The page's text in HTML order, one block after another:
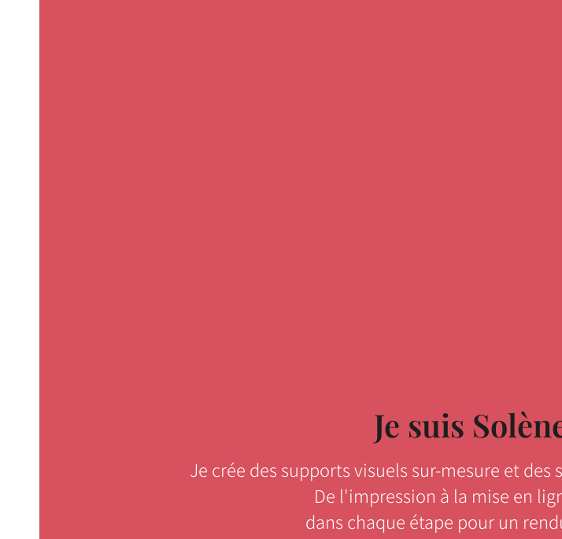
Je suis
Je crée des supports visuels sur-mesure et
De l'impression à la mise en
dans chaque étape pour un